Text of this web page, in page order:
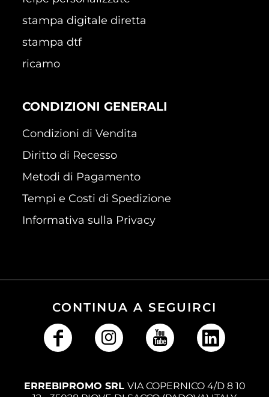
stampa digitale diretta
stampa dtf
ricamo
CONDIZIONI GENERALI
Condizioni di Vendita
Diritto di Recesso
Metodi di Pagamento
Tempi e Costi di Spedizione
Informativa sulla Privacy
CONTINUA A SEGUIRCI
ERREBIPROMO SRL VIA COPERNICO 4/D 8 10